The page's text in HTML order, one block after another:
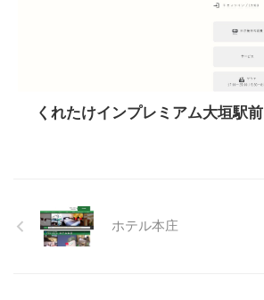
くれたけインプレミアム大垣駅前
ホテル本庄